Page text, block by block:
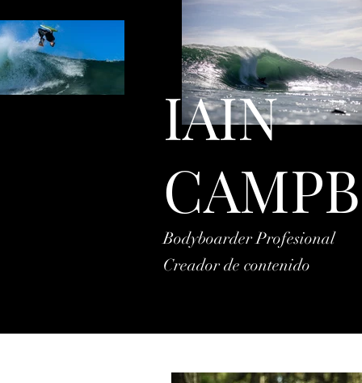
IAIN
Bodyboarder Profesional
Creador de contenido